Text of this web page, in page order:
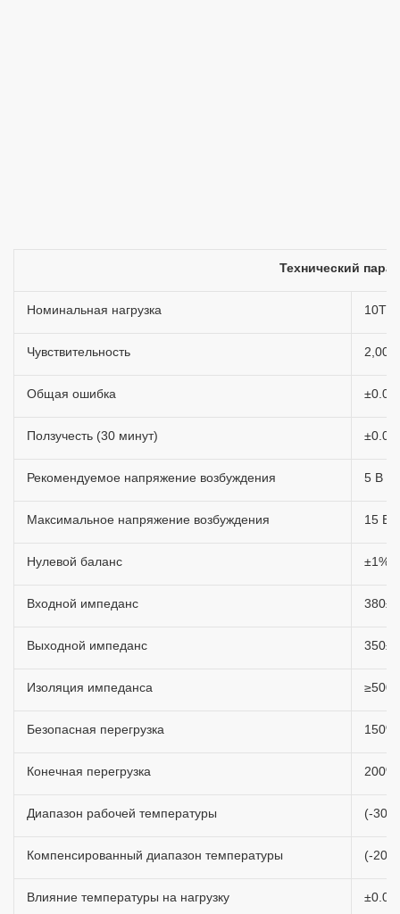
Технический
Номинальная нагрузка 10Т
Чувствительность
Общая ошибка
Ползучесть (30 минут)
Рекомендуемое напряжение возбуждения 5 В ~
Максимальное напряжение возбуждения 15 В
Нулевой баланс
Входной импеданс
Выходной импеданс
Изоляция импеданса
Безопасная перегрузка
Конечная перегрузка
Диапазон рабочей температуры (-
Компенсированный диапазон температуры (-
Влияние температуры на нагрузку